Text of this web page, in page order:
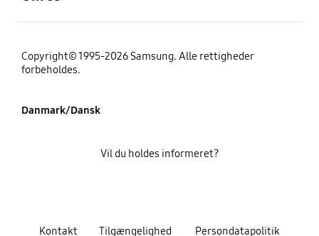
Copyright© 1995-2026 Samsung. Alle rettigheder
forbeholdes.
Danmark/Dansk
Kontakt Tilgængelighed Persondatapolitik
Vil du holdes informeret?